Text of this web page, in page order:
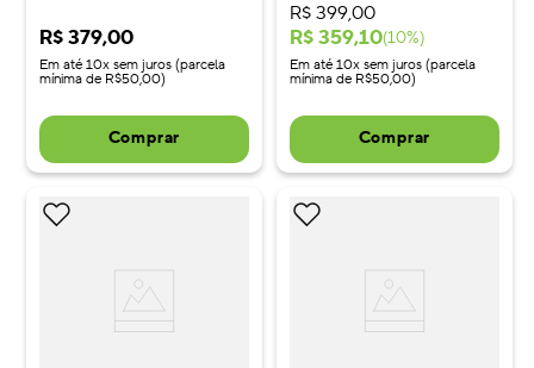
R$379,00
Em até 10x sem juros (parcela
mínima de R$50,00)
Comprar
R$ 399,00
R$359,10(10%)
Em até 10x sem juros (parcela
mínima de R$50,00)
Comprar